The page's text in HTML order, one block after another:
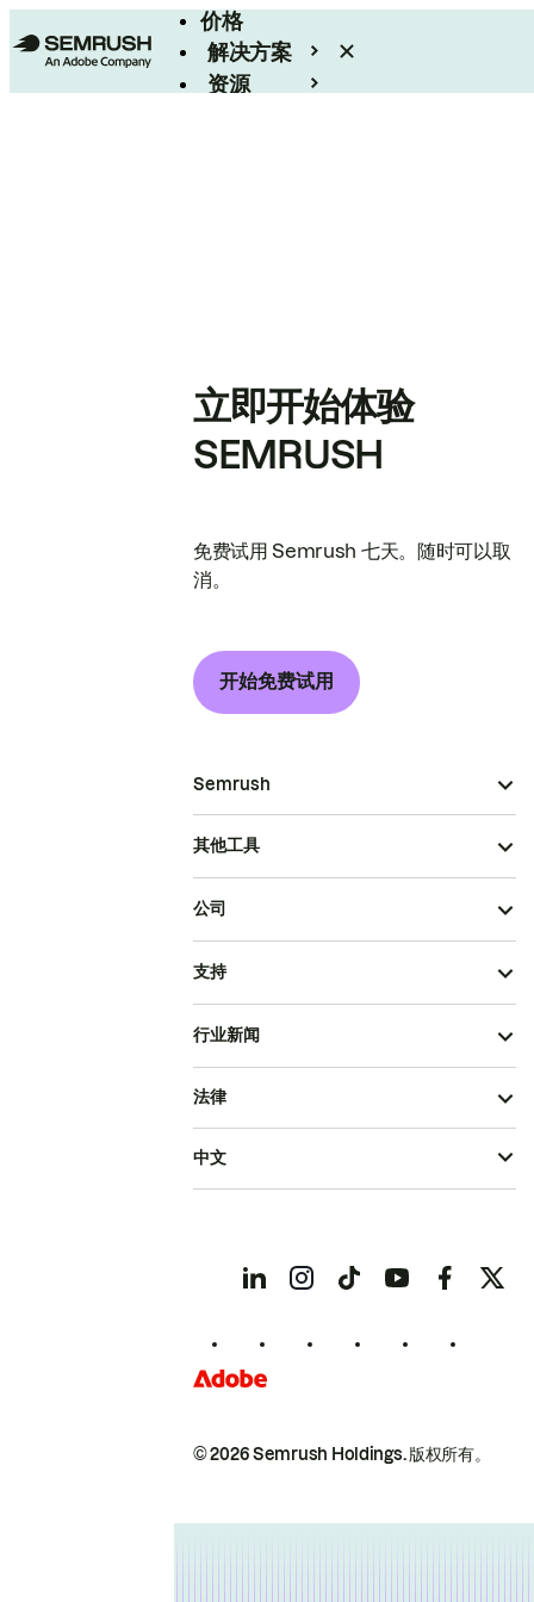
价格
解决方案
资源
立即开始体验
SEMRUSH
免费试用 Semrush 七天。随时可以取
消。
开始免费试用
Semrush
其他工具
公司
支持
行业新闻
© 2026 Semrush Holdings.版权所有。
法律
中文